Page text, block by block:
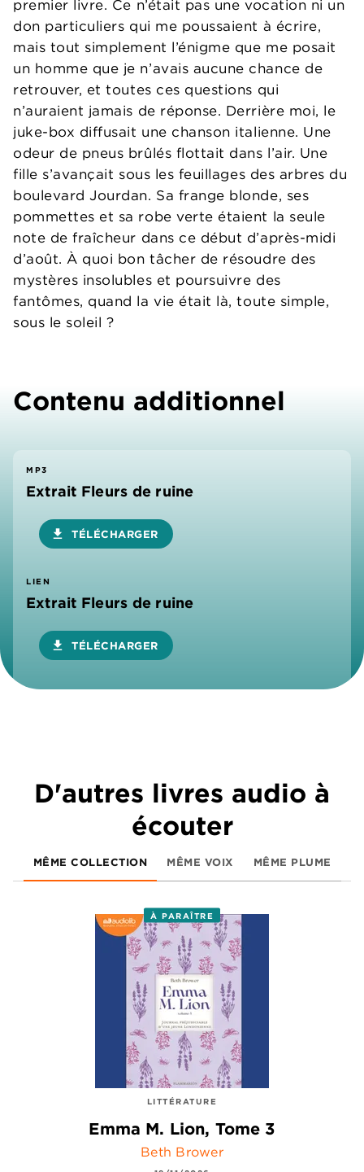
premier livre. Ce n’était pas une vocation ni un
don particuliers qui me poussaient à écrire,
mais tout simplement l’énigme que me posait
un homme que je n’avais aucune chance de
retrouver, et toutes ces questions qui
n’auraient jamais de réponse. Derrière moi, le
juke-box diffusait une chanson italienne. Une
odeur de pneus brûlés flottait dans l’air. Une
fille s’avançait sous les feuillages des arbres du
boulevard Jourdan. Sa frange blonde, ses
pommettes et sa robe verte étaient la seule
note de fraîcheur dans ce début d’après-midi
d’août. À quoi bon tâcher de résoudre des
mystères insolubles et poursuivre des
fantômes, quand la vie était là, toute simple,
sous le soleil ?
Contenu additionnel
MP3
Extrait Fleurs de ruine
download TÉLÉCHARGER
LIEN
Extrait Fleurs de ruine
download TÉLÉCHARGER
D'autres livres audio à
écouter
MÊME COLLECTION MÊME VOIX MÊME PLUME
À PARAÎTRE
LITTÉRATURE
Emma M. Lion, Tome 3
Beth Brower